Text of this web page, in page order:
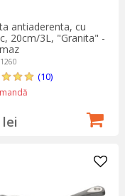
antiaderenta, cu
20cm/3L, "Granita" -
(10)
lei